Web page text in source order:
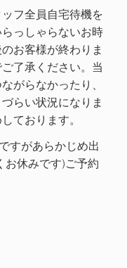
フ全員自宅待機を
っしゃらないお時
お客様が終わりま
了承ください。当
がらなかったり、
らい状況になりま
ております。
すがあらかじめ出
お休みです)ご予約